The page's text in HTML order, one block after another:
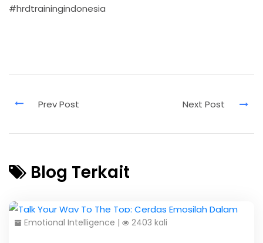
#hrdtrainingindonesia
Blog Terkait
Emotional Intelligence | 2403 kali